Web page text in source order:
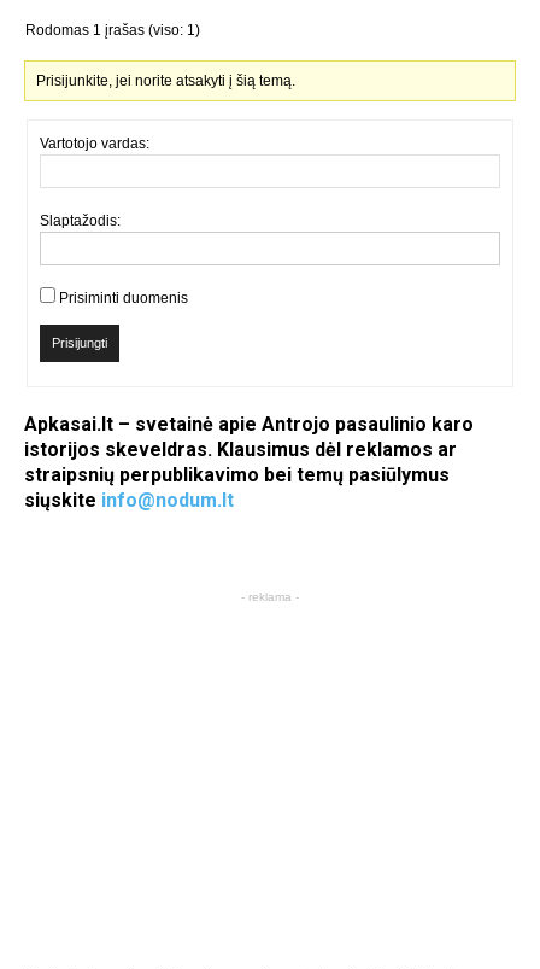
Rodomas 1 įrašas (viso: 1)
Prisijunkite, jei norite atsakyti į šią temą.
Vartotojo vardas:
Slaptažodis:
Prisiminti duomenis
Prisijungti
Apkasai.lt – svetainė apie Antrojo pasaulinio karo
istorijos skeveldras. Klausimus dėl reklamos ar
straipsnių perpublikavimo bei temų pasiūlymus
siųskite info@nodum.lt
- reklama -